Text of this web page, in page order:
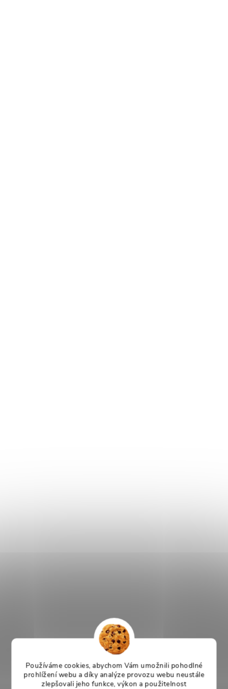
Používáme cookies, abychom Vám umožnili pohodlné
prohlížení webu a díky analýze provozu webu neustále
zlepšovali jeho funkce, výkon a použitelnost